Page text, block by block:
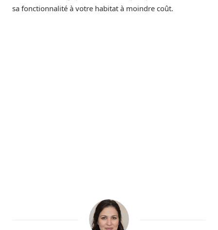
sa fonctionnalité à votre habitat à moindre coût.